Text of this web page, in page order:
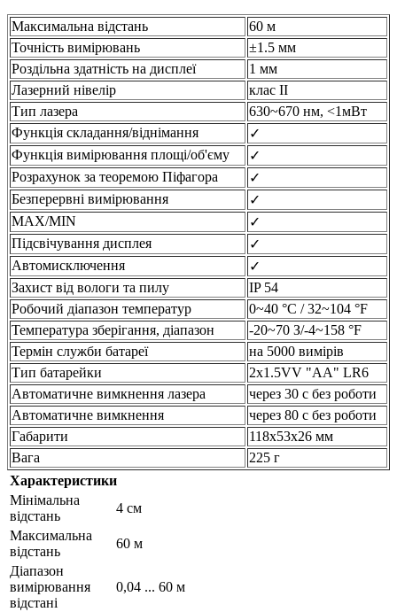
Максимальна відстань
60 м
Точність вимірювань
±1.5 мм
Роздільна здатність на дисплеї
1 мм
Лазерний нівелір
клас ІІ
Тип лазера
630~670 нм, <1мВт
Функція складання/віднімання
✓
Функція вимірювання площі/об'єму
✓
Розрахунок за теоремою Піфагора
✓
Безперервні вимірювання
✓
MAX/MIN
✓
Підсвічування дисплея
✓
Автомисключення
✓
Захист від вологи та пилу
IP 54
Робочий діапазон температур
0~40 °C / 32~104 °F
Температура зберігання, діапазон
-20~70 З/-4~158 °F
Термін служби батареї
на 5000 вимірів
Тип батарейки
2х1.5VV "AA" LR6
Автоматичне вимкнення лазера
через 30 с без роботи
Автоматичне вимкнення
через 80 с без роботи
Габарити
118х53х26 мм
Вага
225 г
Характеристики
Мінімальна
відстань
4 см
Максимальна
відстань
60 м
Діапазон
вимірювання
відстані
0,04 ... 60 м